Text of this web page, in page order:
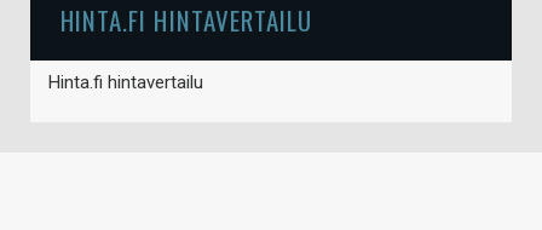
HINTA.FI HINTAVERTAILU
Hinta.fi hintavertailu